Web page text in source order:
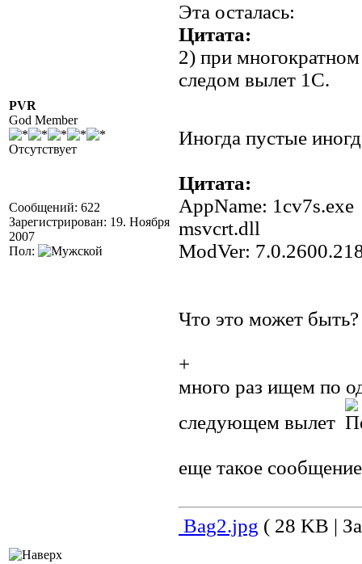
PVR
God Member
Отсутствует
Сообщений: 622
Зарегистрирован: 19. Ноября
2007
Пол:
Эта осталась:
Цитата:
2) при
следом вылет 1С.
Иногда пустые
Цитата:
AppName:
msvcrt.dll
ModVer:
Что это может быть?
+
много раз ищем по
следующем вылет
еще такое
Bag2.jpg ( 28 KB |